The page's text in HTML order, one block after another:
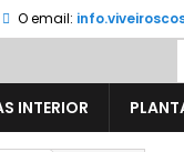
O email:
INTERIOR